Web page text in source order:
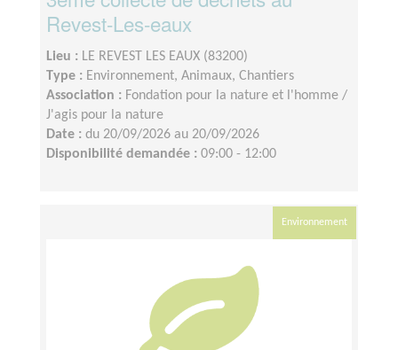
Revest-Les-eaux
Lieu : LE REVEST LES EAUX (83200)
Type : Environnement, Animaux, Chantiers
Association : Fondation pour la nature et l'homme /
J'agis pour la nature
Date : du 20/09/2026 au 20/09/2026
Disponibilité demandée : 09:00 - 12:00
Environnement